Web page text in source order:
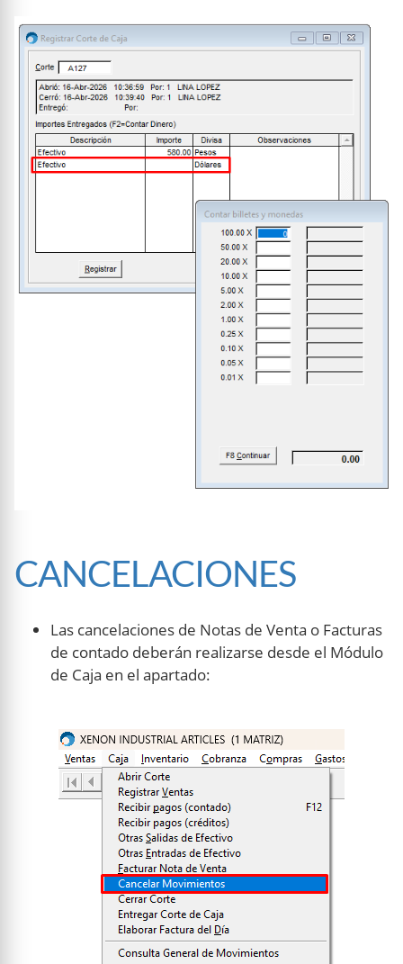
CANCELACIONES
Las cancelaciones de Notas de Venta o Facturas
de contado deberán realizarse desde el Módulo
de Caja en el apartado: